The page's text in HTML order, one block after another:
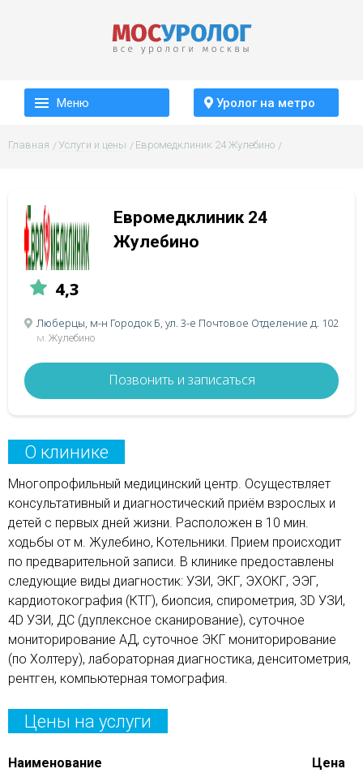
Меню Уролог на метро
Главная Услуги и цены Евромедклиник 24 Жулебино
4,3
Евромедклиник 24
Жулебино
Люберцы, м-н Городок Б, ул. 3-е Почтовое Отделение д. 102
м. Жулебино
Позвонить и записаться
О клинике
Многопрофильный медицинский центр. Осуществляет
консультативный и диагностический приём взрослых и
детей с первых дней жизни. Расположен в 10 мин.
ходьбы от м. Жулебино, Котельники. Прием происходит
по предварительной записи. В клинике предоставлены
следующие виды диагностик: УЗИ, ЭКГ, ЭХОКГ, ЭЭГ,
кардиотокография (КТГ), биопсия, спирометрия, 3D УЗИ,
4D УЗИ, ДС (дуплексное сканирование), суточное
мониторирование АД, суточное ЭКГ мониторирование
(по Холтеру), лабораторная диагностика, денситометрия,
рентген, компьютерная томография.
Цены на услуги
Наименование Цена